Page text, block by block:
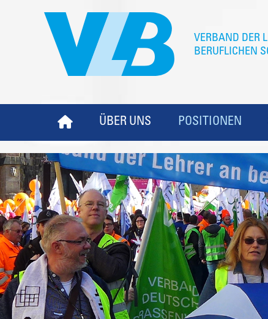
ÜBER UNS POSITIONEN